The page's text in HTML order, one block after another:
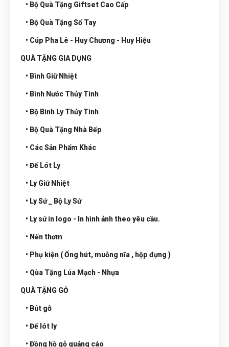
• Bộ Quà Tặng Giftset Cao Cấp
• Bộ Quà Tặng Sổ Tay
• Cúp Pha Lê - Huy Chương - Huy Hiệu
QUÀ TẶNG GIA DỤNG
• Bình Giữ Nhiệt
• Bình Nước Thủy Tinh
• Bộ Bình Ly Thủy Tinh
• Bộ Quà Tặng Nhà Bếp
• Các Sản Phẩm Khác
• Đế Lót Ly
• Ly Giữ Nhiệt
• Ly Sứ _ Bộ Ly Sứ
• Ly sứ in logo - In hình ảnh theo yêu cầu.
• Nến thơm
• Phụ kiện ( Ống hút, muỗng nĩa , hộp đựng )
• Qùa Tặng Lúa Mạch - Nhựa
QUÀ TẶNG GỖ
• Bút gỗ
• Đế lót ly
• Đồng hồ gỗ quảng cáo